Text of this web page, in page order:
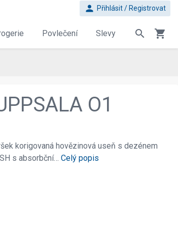
person Přihlásit / Registrovat
Povlečení Slevy search shopping_cart
O1
korigovaná hovězinová useň s dezénem
s absorbční… Celý popis